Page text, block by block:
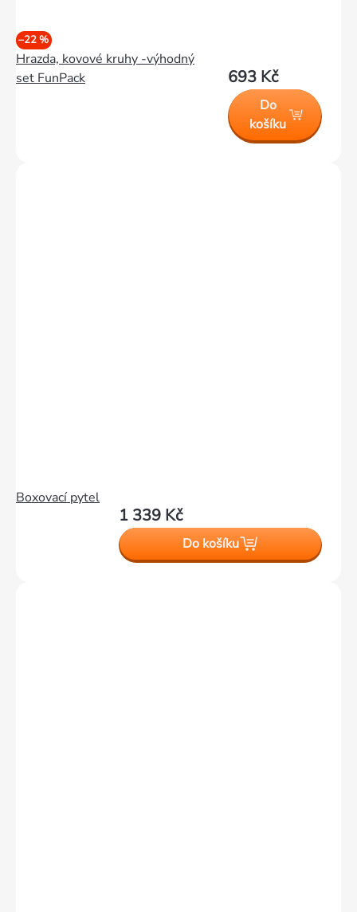
–22 %
Hrazda, kovové kruhy -výhodný
set FunPack
693 Kč
Do
košíku
Boxovací pytel
1 339 Kč
Do košíku